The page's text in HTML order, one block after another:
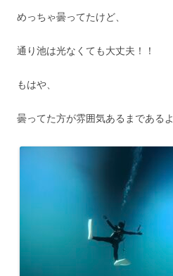
めっちゃ曇ってたけど、
通り池は光なくても大丈夫！！
もはや、
曇ってた方が雰囲気あるまであるよ